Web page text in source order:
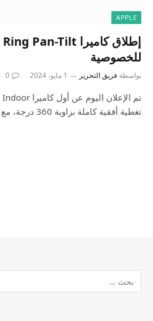
APPLE
للخصوصية
بواسطة فريق التحرير 1 مايو، 2024 0
تغطية أفقية كاملة بزاوية 360 درجة، مع إمالة رأسية…